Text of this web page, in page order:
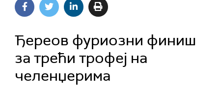
Ђереов фуриозни финиш
за трећи трофеј на
челенџерима